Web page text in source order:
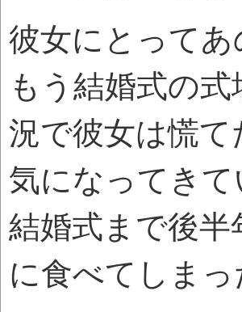
彼女にとって
もう結婚式の
況で彼女は慌
気になってき
結婚式まで後
に食べてしま